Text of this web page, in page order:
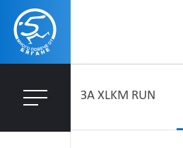
ЗA XLKM RUN